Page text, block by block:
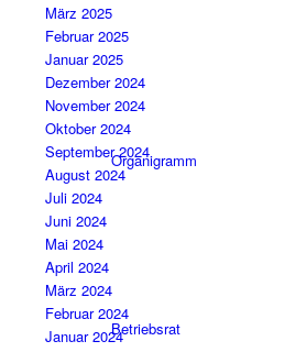
Organigramm
Betriebsrat
März 2025
Februar 2025
Januar 2025
Dezember 2024
November 2024
Oktober 2024
September 2024
August 2024
Juli 2024
Juni 2024
Mai 2024
April 2024
März 2024
Februar 2024
Januar 2024